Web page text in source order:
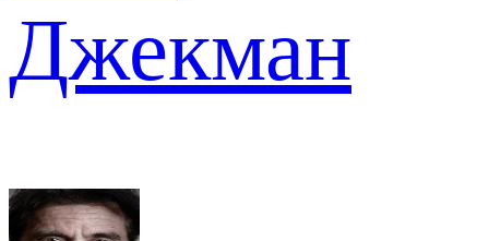
Джекман